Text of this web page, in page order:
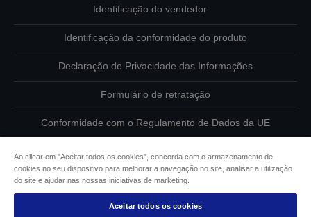
Identificação do vendedor
Identificação da conformidade do produto
Declaração de Privacidade das Informações
Formulário de retratação
Conformidade com o Regulamento de Dados da UE
Informações sobre cookies
Compromisso da Epson para com a acessibilidade
Ao clicar em "Aceitar todos os cookies", concorda com o armazenamento de
cookies no seu dispositivo para melhorar a navegação no site, analisar a utilização
do site e ajudar nas nossas iniciativas de marketing.
Aceitar todos os cookies